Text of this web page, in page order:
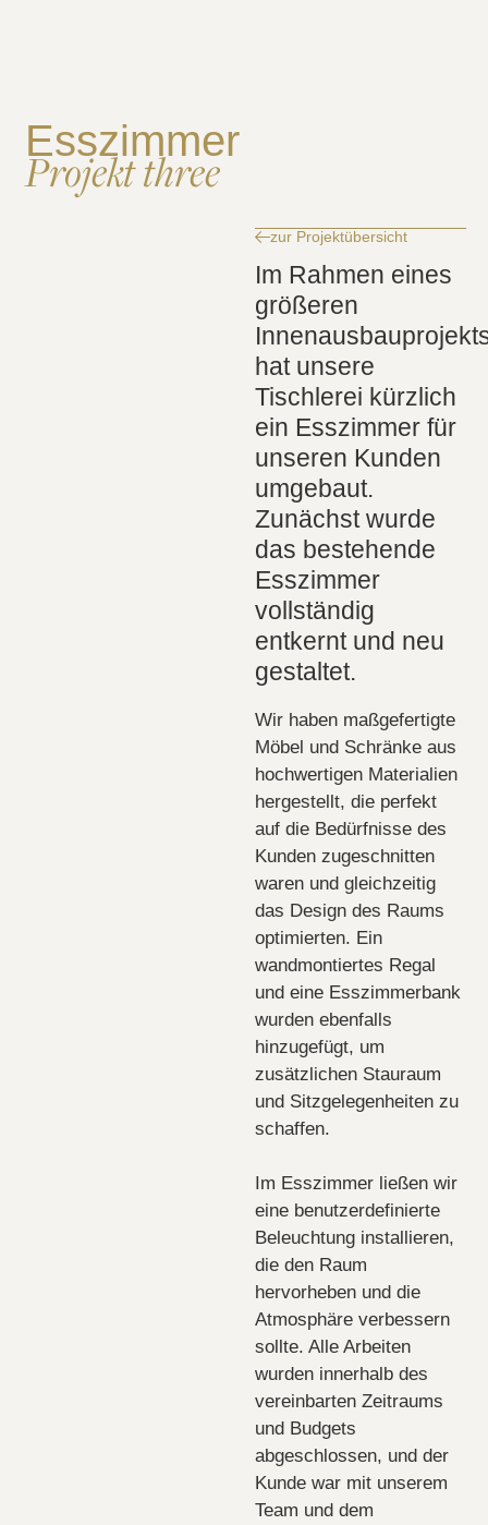
Esszimmer
Projekt three
zur Projektübersicht
Im Rahmen eines
größeren
hat unsere
Tischlerei kürzlich
ein Esszimmer für
unseren Kunden
umgebaut.
Zunächst wurde
das bestehende
Esszimmer
vollständig
entkernt und neu
gestaltet.
Wir haben maßgefertigte
Möbel und Schränke aus
hochwertigen Materialien
hergestellt, die perfekt
auf die Bedürfnisse des
Kunden zugeschnitten
waren und gleichzeitig
das Design des Raums
optimierten. Ein
wandmontiertes Regal
und eine Esszimmerbank
wurden ebenfalls
hinzugefügt, um
zusätzlichen Stauraum
und Sitzgelegenheiten zu
schaffen.
Im Esszimmer ließen wir
eine benutzerdefinierte
Beleuchtung installieren,
die den Raum
hervorheben und die
Atmosphäre verbessern
sollte. Alle Arbeiten
wurden innerhalb des
vereinbarten Zeitraums
und Budgets
abgeschlossen, und der
Kunde war mit unserem
Team und dem